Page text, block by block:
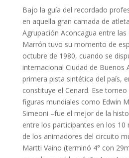
Bajo la guía del recordado
en aquella gran camada de
Agrupación Aconcagua entre las
Marrón tuvo su momento de
octubre de 1980, cuando se
internacional Ciudad de Buenos
primera pista sintética del país,
constituye el Cenard. Ese
figuras mundiales como Edwin
Simeoni –fue el mejor de la
entre los participantes en los
de los animadores del circuito
Martti Vaino (terminó 4° con